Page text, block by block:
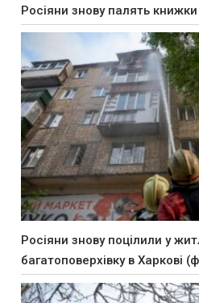
Росіяни знову палять
Росіяни знову поцілили у
багатоповерхівку в Харкові